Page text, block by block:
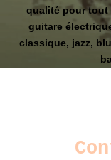
qualité pour tout
guitare
classique, jazz,